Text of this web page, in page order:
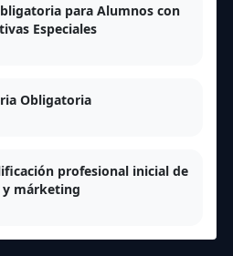
para Alumnos con
Especiales
Obligatoria
profesional inicial de
y márketing